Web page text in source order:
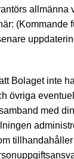
allmänna
(Kommande
Bolaget inte
övriga
med